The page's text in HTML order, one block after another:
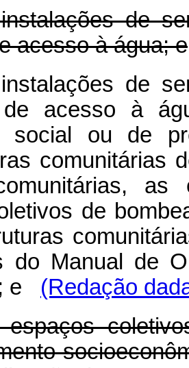
de
acesso à água; e
de
acesso à
social ou de
comunitárias
de
do Manual de
e
(Redação